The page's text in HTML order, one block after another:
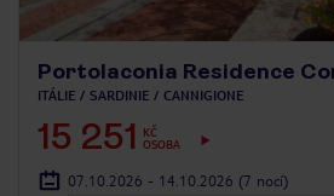
Portolaconia Residence
ITÁLIE SARDINIE CANNIGIONE
15 251
KČ
OSOBA
07.10.2026 - 14.10.2026 (7 nocí)